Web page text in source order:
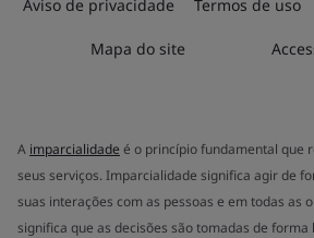
Aviso de privacidade Termos de uso
Mapa do site
A imparcialidade é o princípio fundamental que
seus serviços. Imparcialidade significa agir de
suas interações com as pessoas e em todas as
significa que as decisões são tomadas de